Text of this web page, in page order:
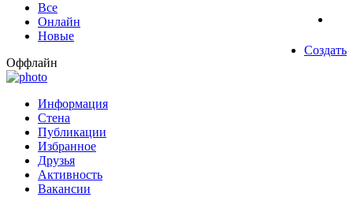
Все
Онлайн
Новые
Создать
Оффлайн
Информация
Стена
Публикации
Избранное
Друзья
Активность
Вакансии